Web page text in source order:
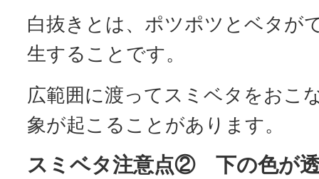
白抜きとは、ポツポツとベタが
生することです。
広範囲に渡ってスミベタをおこ
象が起こることがあります。
スミベタ注意点② 下の色が